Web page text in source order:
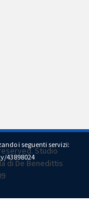
Studio
di De Benedittis
i seguenti servizi:
43898024